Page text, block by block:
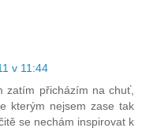
v 11:44
zatím přicházím na chuť,
kterým nejsem zase tak
se nechám inspirovat k